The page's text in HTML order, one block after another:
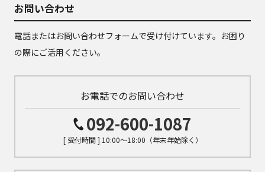
お問い合わせ
電話またはお問い合わせフォームで受け付けています。お困り
の際にご活用ください。
お電話でのお問い合わせ
092-600-1087
[ 受付時間 ] 10:00～18:00（年末年始除く）